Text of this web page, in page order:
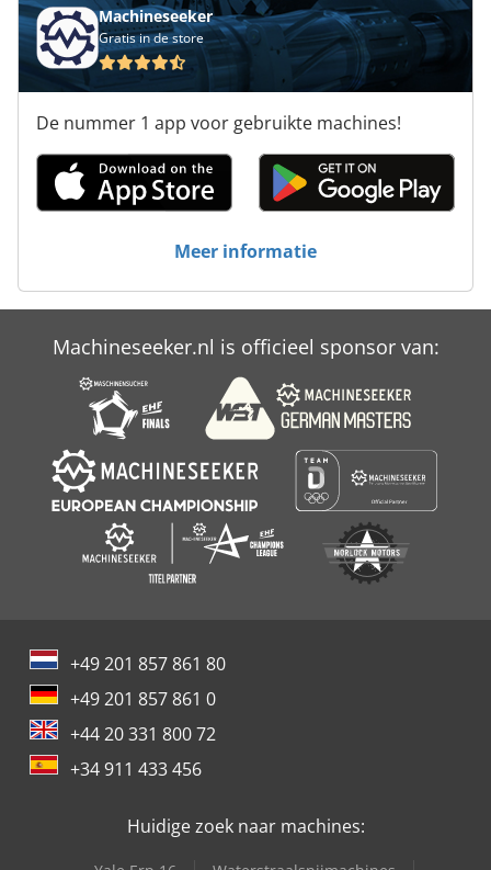
Machineseeker
Gratis in de store
De nummer 1 app voor gebruikte machines!
Meer informatie
Machineseeker.nl is officieel sponsor van:
+49 201 857 861 80
+49 201 857 861 0
+44 20 331 800 72
+34 911 433 456
Huidige zoek naar machines: